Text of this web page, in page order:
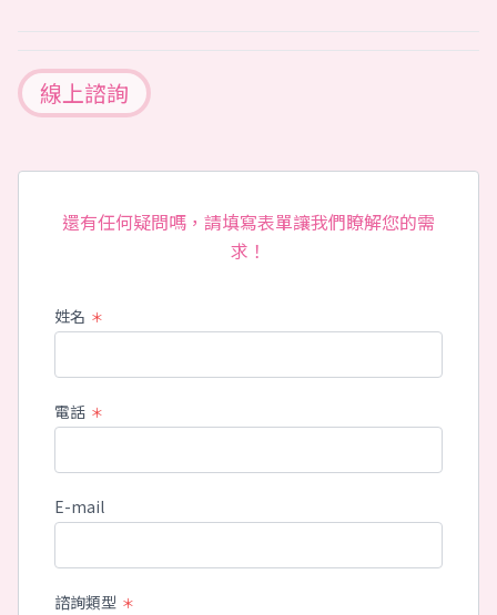
線上諮詢
還有任何疑問嗎，請填寫表單讓我們瞭解您的需
求！
姓名 ＊
電話 ＊
E-mail
諮詢類型 ＊